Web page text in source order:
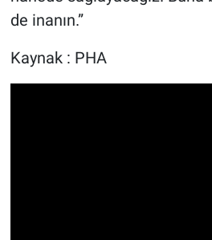
de inanın.”
Kaynak : PHA